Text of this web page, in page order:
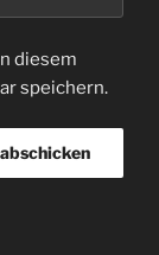
diesem
speichern.